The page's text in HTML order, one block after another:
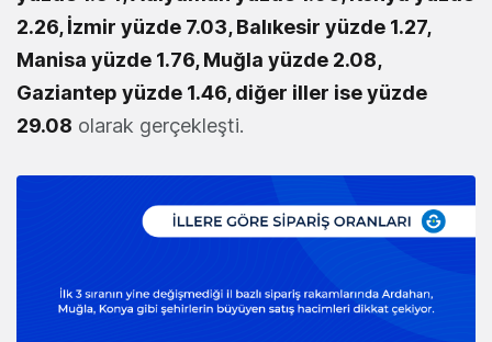
2.26, İzmir yüzde 7.03, Balıkesir yüzde 1.27,
Manisa yüzde 1.76, Muğla yüzde 2.08,
Gaziantep yüzde 1.46, diğer iller ise yüzde
29.08 olarak gerçekleşti.